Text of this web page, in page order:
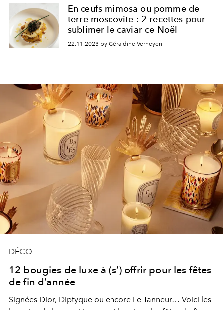
En œufs mimosa ou pomme de
terre moscovite : 2 recettes pour
sublimer le caviar ce Noël
22.11.2023 by Géraldine Verheyen
DÉCO
12 bougies de luxe à (s’) offrir pour les fêtes
de fin d’année
Signées Dior, Diptyque ou encore Le Tanneur… Voici les